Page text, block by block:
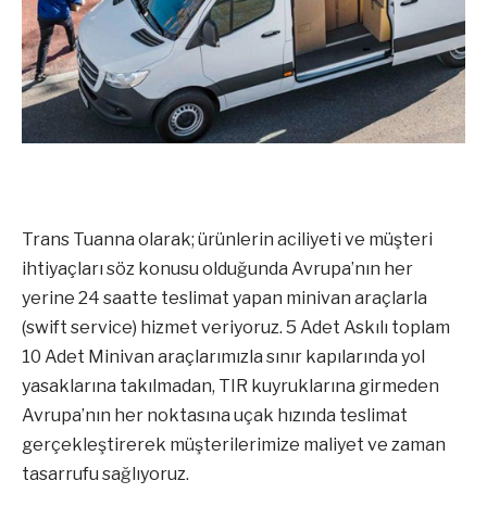
Trans Tuanna olarak; ürünlerin aciliyeti ve müşteri
ihtiyaçları söz konusu olduğunda Avrupa’nın her
yerine 24 saatte teslimat yapan minivan araçlarla
(swift service) hizmet veriyoruz. 5 Adet Askılı toplam
10 Adet Minivan araçlarımızla sınır kapılarında yol
yasaklarına takılmadan, TIR kuyruklarına girmeden
Avrupa’nın her noktasına uçak hızında teslimat
gerçekleştirerek müşterilerimize maliyet ve zaman
tasarrufu sağlıyoruz.